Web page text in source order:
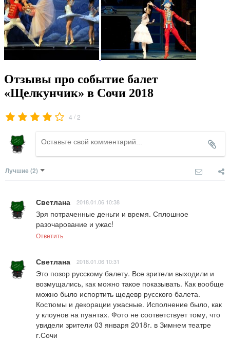
Отзывы про событие балет
«Щелкунчик» в Сочи 2018
4 /2
Лучшие (2)
Светлана 2018.01.06 10:38
Зря потраченные деньги и время. Сплошное
разочарование и ужас!
Ответить
Светлана 2018.01.06 10:31
Это позор русскому балету. Все зрители выходили и
возмущались, как можно такое показывать. Как вообще
можно было испортить щедевр русского балета.
Костюмы и декорации ужасные. Исполнение было, как
у клоунов на пуантах. Фото не соответствует тому, что
увидели зрители 03 января 2018г. в Зимнем театре
г.Сочи